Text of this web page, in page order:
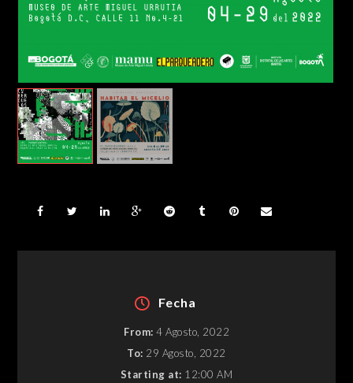
Fecha
From: 4 Agosto, 2022
To: 29 Agosto, 2022
Starting at: 12:00 AM